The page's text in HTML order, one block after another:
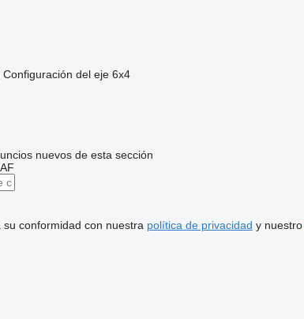
Configuración del eje 6x4
nuevos de esta sección
conformidad con nuestra política de privacidad y nuestro